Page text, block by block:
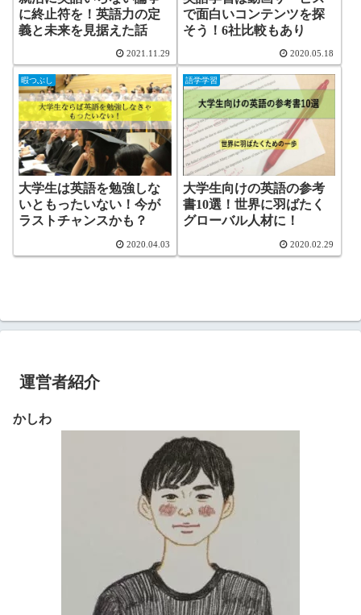
に終止符を！英語力の定
義と未来を見据えた話
2021.11.29
で面白いコンテンツを探
そう！6社比較もあり
2020.05.18
暇つぶし
大学生は英語を勉強しな
いともったいない！今が
ラストチャンスかも？
2020.04.03
語学学習
大学生向けの英語の参考
書10選！世界に羽ばたく
グローバル人材に！
2020.02.29
運営者紹介
かしわ